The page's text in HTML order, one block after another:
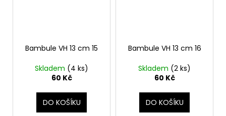
Bambule VH 13 cm 15
Skladem (4 ks)
60 Kč
DO KOŠÍKU
Bambule VH 13 cm 16
Skladem (2 ks)
60 Kč
DO KOŠÍKU